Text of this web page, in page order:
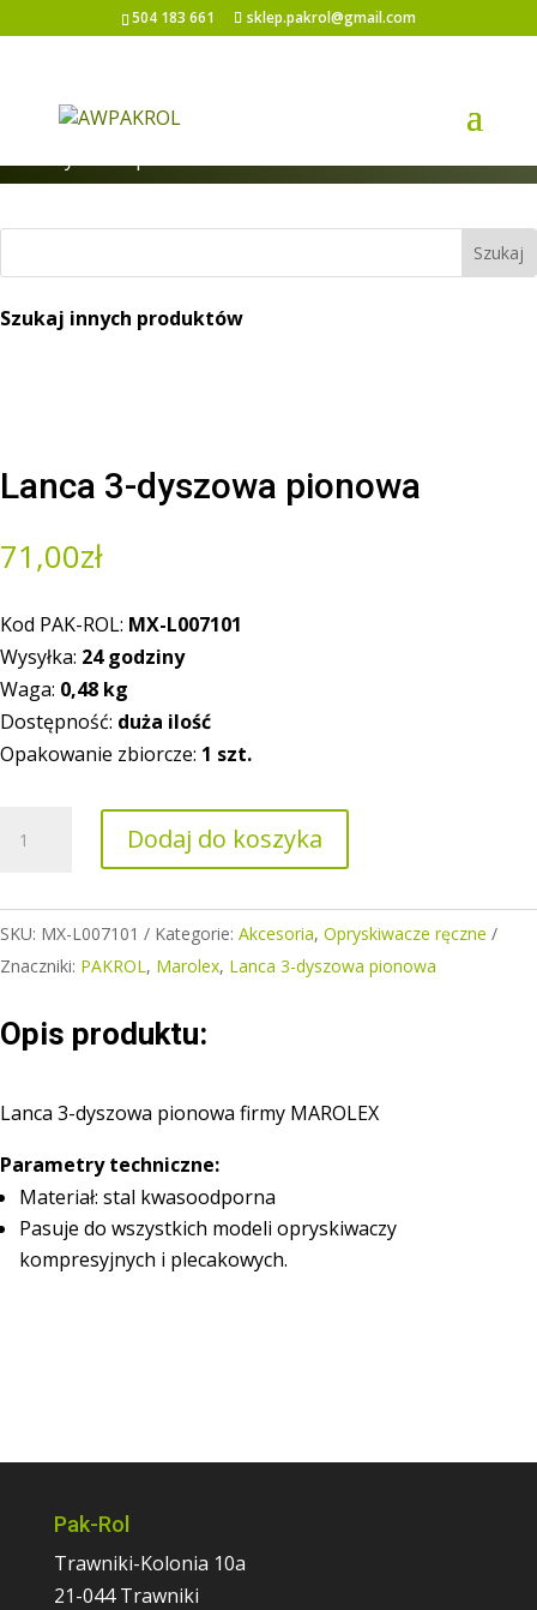
504 183 661 sklep.pakrol@gmail.com
Strona główna
/ Lanca 3-
dyszowa pionowa
Szukaj innych produktów
Lanca 3-dyszowa pionowa
71,00zł
Kod PAK-ROL: MX-L007101
Wysyłka: 24 godziny
Waga: 0,48 kg
Dostępność: duża ilość
Opakowanie zbiorcze: 1 szt.
Lanca
dyszowa
Dodaj do koszyka
SKU: MX-L007101 Kategorie: Akcesoria, Opryskiwacze ręczne
Znaczniki: PAKROL, Marolex, Lanca 3-dyszowa pionowa
Opis produktu:
Lanca 3-dyszowa pionowa firmy MAROLEX
Parametry techniczne:
Materiał: stal kwasoodporna
Pasuje do wszystkich modeli opryskiwaczy
kompresyjnych i plecakowych.
Pak-Rol
Trawniki-Kolonia 10a
21-044 Trawniki